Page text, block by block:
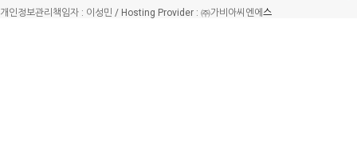
개인정보관리책임자 : 이성민 / Hosting Provider : ㈜가비아씨엔에 스